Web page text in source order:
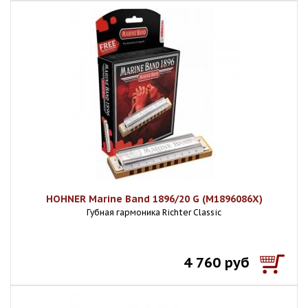
HOHNER Marine Band 1896/20 G (M1896086X)
Губная гармоника Richter Classic
4 760 руб